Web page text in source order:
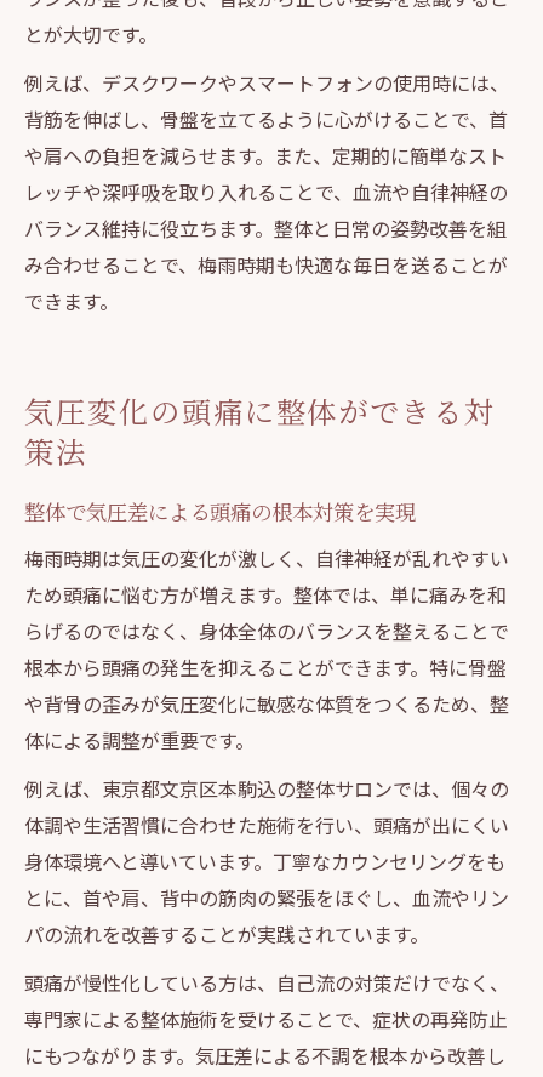
とが大切です。
例えば、デスクワークやスマートフォンの使用時には、
背筋を伸ばし、骨盤を立てるように心がけることで、首
や肩への負担を減らせます。また、定期的に簡単なスト
レッチや深呼吸を取り入れることで、血流や自律神経の
バランス維持に役立ちます。整体と日常の姿勢改善を組
み合わせることで、梅雨時期も快適な毎日を送ることが
できます。
気圧変化の頭痛に整体ができる対
策法
整体で気圧差による頭痛の根本対策を実現
梅雨時期は気圧の変化が激しく、自律神経が乱れやすい
ため頭痛に悩む方が増えます。整体では、単に痛みを和
らげるのではなく、身体全体のバランスを整えることで
根本から頭痛の発生を抑えることができます。特に骨盤
や背骨の歪みが気圧変化に敏感な体質をつくるため、整
体による調整が重要です。
例えば、東京都文京区本駒込の整体サロンでは、個々の
体調や生活習慣に合わせた施術を行い、頭痛が出にくい
身体環境へと導いています。丁寧なカウンセリングをも
とに、首や肩、背中の筋肉の緊張をほぐし、血流やリン
パの流れを改善することが実践されています。
頭痛が慢性化している方は、自己流の対策だけでなく、
専門家による整体施術を受けることで、症状の再発防止
にもつながります。気圧差による不調を根本から改善し